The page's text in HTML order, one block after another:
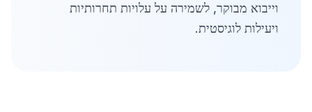
וייבוא מבוקר, לשמירה על עלויות תחרותיות
ויעילות לוגיסטית.